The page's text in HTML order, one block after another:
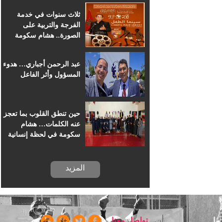
ثلاث سنوات في خدمة
الفرجة والتربية على
الصورة.. هشام سكومة
عبد الرحمن أجباري… هدوء
المسؤول وأثر الفاعل
حين تنطق القلوب بما تعجز
عنه الكلمات… هشام
سكومة في لحظة إنسانية
المزيد
تواصل معنا